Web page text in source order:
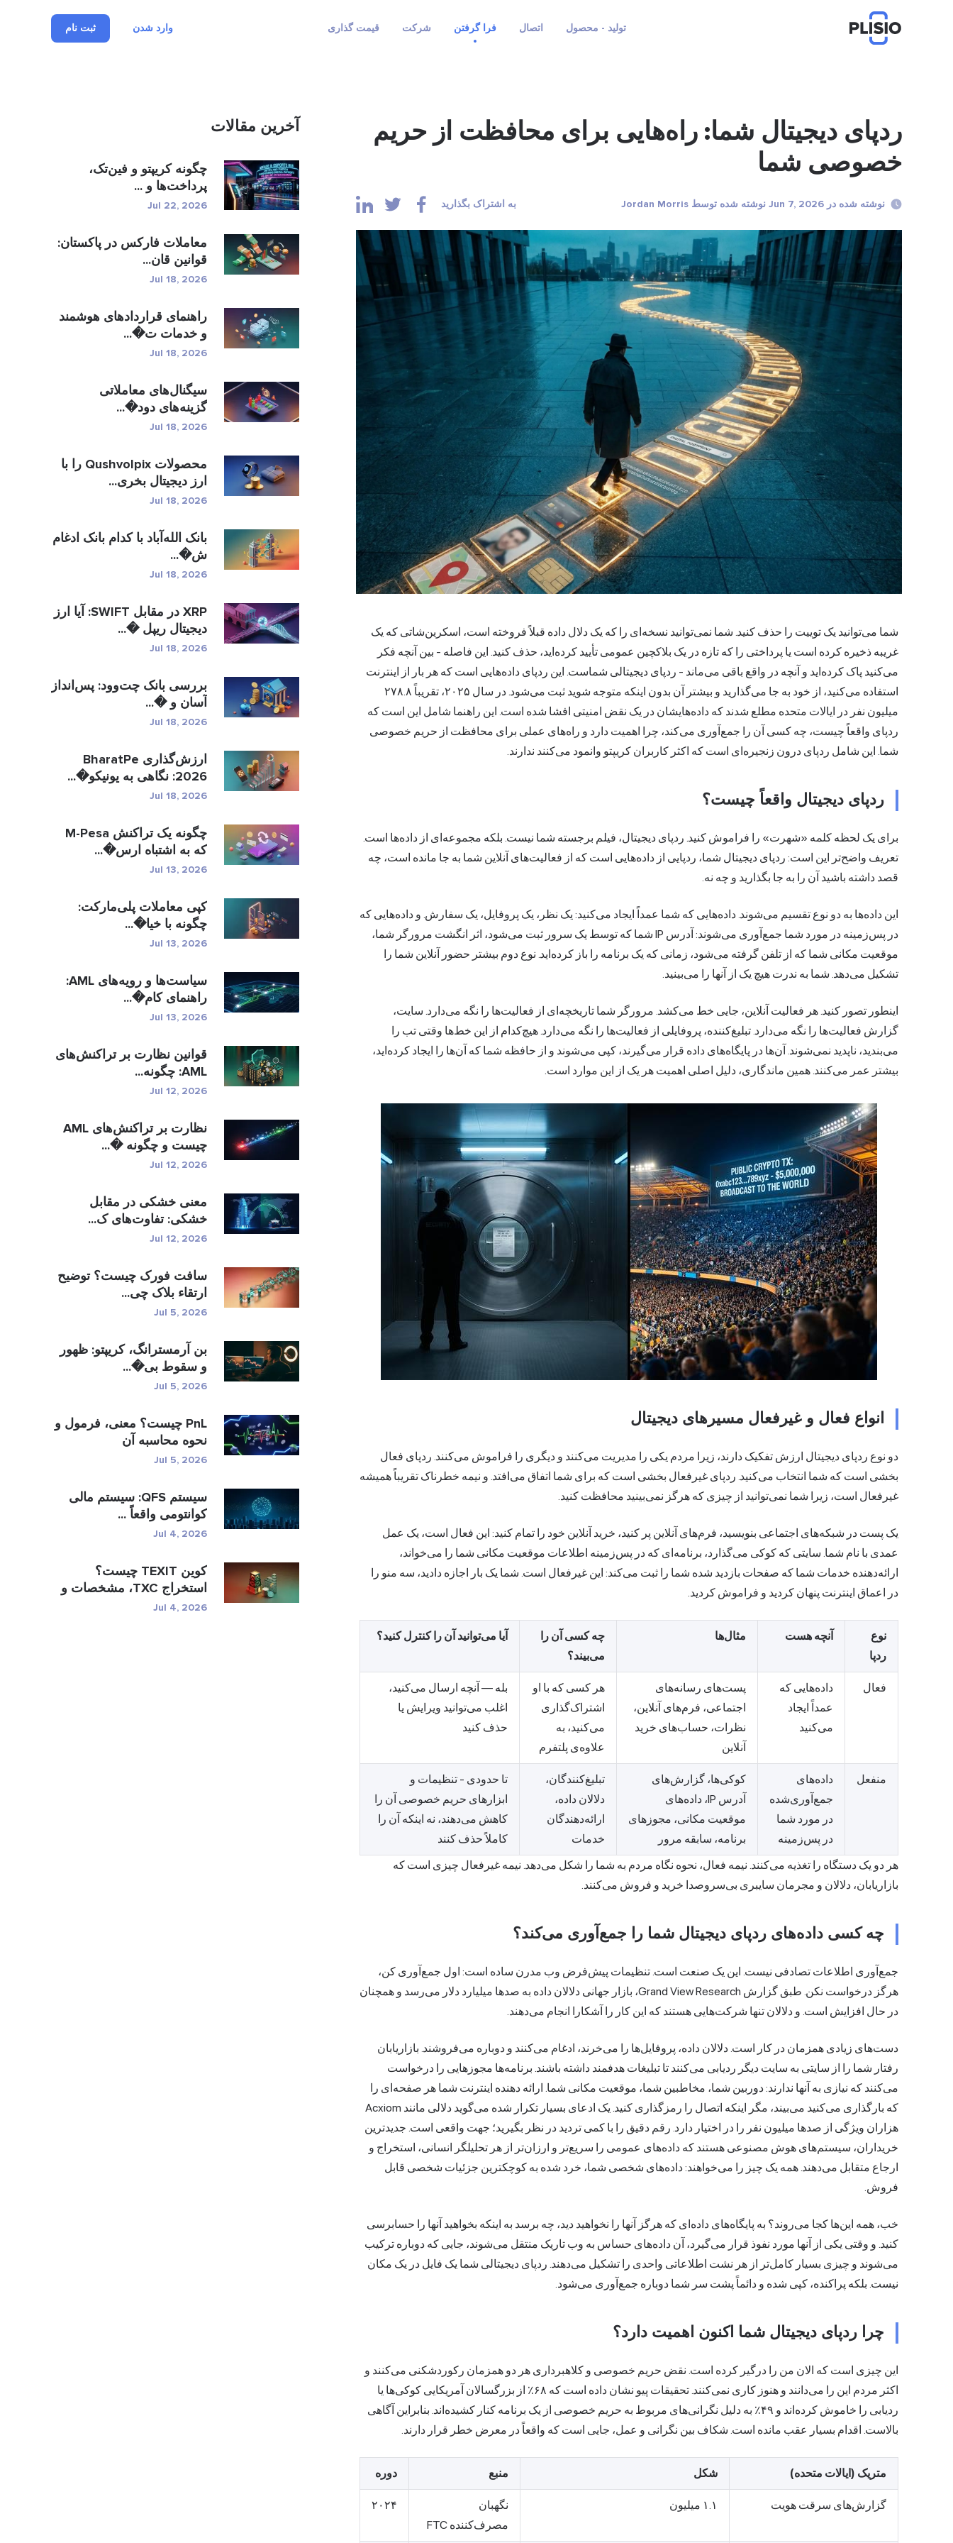
تولید - محصول اتصال فرا گرفتن شرکت قیمت گذاری وارد شدن ثبت نام
ردپای دیجیتال شما: راه‌هایی برای محافظت از حریم
خصوصی شما
نوشته شده در Jun 7, 2026 نوشته شده توسط Jordan Morris به اشتراک بگذارید
شما می‌توانید یک توییت را حذف کنید. شما نمی‌توانید نسخه‌ای را که یک دلال داده قبلاً فروخته است، اسکرین‌شاتی که یک
غریبه ذخیره کرده است یا پرداختی را که تازه در یک بلاکچین عمومی تأیید کرده‌اید، حذف کنید. این فاصله - بین آنچه فکر
می‌کنید پاک کرده‌اید و آنچه در واقع باقی می‌ماند - ردپای دیجیتالی شماست. این ردپای داده‌هایی است که هر بار از اینترنت
استفاده می‌کنید، از خود به جا می‌گذارید و بیشتر آن بدون اینکه متوجه شوید ثبت می‌شود. در سال ۲۰۲۵، تقریباً ۲۷۸.۸
میلیون نفر در ایالات متحده مطلع شدند که داده‌هایشان در یک نقض امنیتی افشا شده است. این راهنما شامل این است که
ردپای واقعاً چیست، چه کسی آن را جمع‌آوری می‌کند، چرا اهمیت دارد و راه‌های عملی برای محافظت از حریم خصوصی
شما. این شامل ردپای درون زنجیره‌ای است که اکثر کاربران کریپتو وانمود می‌کنند ندارند.
ردپای دیجیتال واقعاً چیست؟
برای یک لحظه کلمه «شهرت» را فراموش کنید. ردپای دیجیتال، فیلم برجسته شما نیست. بلکه مجموعه‌ای از داده‌ها است.
تعریف واضح‌تر این است: ردپای دیجیتال شما، ردپایی از داده‌هایی است که از فعالیت‌های آنلاین شما به جا مانده است، چه
قصد داشته باشید آن را به جا بگذارید و چه نه.
این داده‌ها به دو نوع تقسیم می‌شوند. داده‌هایی که شما عمداً ایجاد می‌کنید: یک نظر، یک پروفایل، یک سفارش. و داده‌هایی که
در پس‌زمینه در مورد شما جمع‌آوری می‌شوند: آدرس IP شما که توسط یک سرور ثبت می‌شود، اثر انگشت مرورگر شما،
موقعیت مکانی شما که از تلفن گرفته می‌شود، زمانی که یک برنامه را باز کرده‌اید. نوع دوم بیشتر حضور آنلاین شما را
تشکیل می‌دهد. شما به ندرت هیچ یک از آنها را می‌بینید.
اینطور تصور کنید. هر فعالیت آنلاین، جایی خط می‌کشد. مرورگر شما تاریخچه‌ای از فعالیت‌ها را نگه می‌دارد. سایت،
گزارش فعالیت‌ها را نگه می‌دارد. تبلیغ‌کننده، پروفایلی از فعالیت‌ها را نگه می‌دارد. هیچ‌کدام از این خط‌ها وقتی تب را
می‌بندید، ناپدید نمی‌شوند. آن‌ها در پایگاه‌های داده قرار می‌گیرند، کپی می‌شوند و از حافظه شما که آن‌ها را ایجاد کرده‌اید،
بیشتر عمر می‌کنند. همین ماندگاری، دلیل اصلی اهمیت هر یک از این موارد است.
انواع فعال و غیرفعال مسیرهای دیجیتال
دو نوع ردپای دیجیتال ارزش تفکیک دارند، زیرا مردم یکی را مدیریت می‌کنند و دیگری را فراموش می‌کنند. ردپای فعال
بخشی است که شما انتخاب می‌کنید. ردپای غیرفعال بخشی است که برای شما اتفاق می‌افتد. و نیمه خطرناک تقریباً همیشه
غیرفعال است، زیرا شما نمی‌توانید از چیزی که هرگز نمی‌بینید محافظت کنید.
یک پست در شبکه‌های اجتماعی بنویسید، فرم‌های آنلاین پر کنید، خرید آنلاین خود را تمام کنید: این فعال است، یک عمل
عمدی با نام شما. سایتی که کوکی می‌گذارد، برنامه‌ای که در پس‌زمینه اطلاعات موقعیت مکانی شما را می‌خواند،
ارائه‌دهنده خدمات شما که صفحات بازدید شده شما را ثبت می‌کند: این غیرفعال است. شما یک بار اجازه دادید، سه منو را
در اعماق اینترنت پنهان کردید و فراموش کردید.
نوع
ردپا
آنچه هست مثال‌ها
چه کسی آن را
می‌بیند؟
آیا می‌توانید آن را کنترل کنید؟
فعال
داده‌هایی که
عمداً ایجاد
می‌کنید
پست‌های رسانه‌های
اجتماعی، فرم‌های آنلاین،
نظرات، حساب‌های خرید
آنلاین
هر کسی که با او
اشتراک‌گذاری
می‌کنید، به
علاوه‌ی پلتفرم
بله — آنچه ارسال می‌کنید،
اغلب می‌توانید ویرایش یا
حذف کنید
منفعل
داده‌های
جمع‌آوری‌شده
در مورد شما
در پس‌زمینه
کوکی‌ها، گزارش‌های
آدرس IP، داده‌های
موقعیت مکانی، مجوزهای
برنامه، سابقه مرور
تبلیغ‌کنندگان،
دلالان داده،
ارائه‌دهندگان
خدمات
تا حدودی - تنظیمات و
ابزارهای حریم خصوصی آن را
کاهش می‌دهند، نه اینکه آن را
کاملاً حذف کنند
هر دو یک دستگاه را تغذیه می‌کنند. نیمه فعال، نحوه نگاه مردم به شما را شکل می‌دهد. نیمه غیرفعال چیزی است که
بازاریابان، دلالان و مجرمان سایبری بی‌سروصدا خرید و فروش می‌کنند.
چه کسی داده‌های ردپای دیجیتال شما را جمع‌آوری می‌کند؟
جمع‌آوری اطلاعات تصادفی نیست. این یک صنعت است. تنظیمات پیش‌فرض وب مدرن ساده است: اول جمع‌آوری کن،
هرگز درخواست نکن. طبق گزارش Grand View Research، بازار جهانی دلالان داده به صدها میلیارد دلار می‌رسد و همچنان
در حال افزایش است. و دلالان تنها شرکت‌هایی هستند که این کار را آشکارا انجام می‌دهند.
دست‌های زیادی همزمان در کار است. دلالان داده، پروفایل‌ها را می‌خرند، ادغام می‌کنند و دوباره می‌فروشند. بازاریابان
رفتار شما را از سایتی به سایت دیگر ردیابی می‌کنند تا تبلیغات هدفمند داشته باشند. برنامه‌ها مجوزهایی را درخواست
می‌کنند که نیازی به آنها ندارند: دوربین شما، مخاطبین شما، موقعیت مکانی شما. ارائه دهنده اینترنت شما هر صفحه‌ای را
که بارگذاری می‌کنید می‌بیند، مگر اینکه اتصال را رمزگذاری کنید. یک ادعای بسیار تکرار شده می‌گوید دلالی مانند Acxiom
هزاران ویژگی از صدها میلیون نفر را در اختیار دارد. رقم دقیق را با کمی تردید در نظر بگیرید؛ جهت واقعی است. جدیدترین
خریداران، سیستم‌های هوش مصنوعی هستند که داده‌های عمومی را سریع‌تر و ارزان‌تر از هر تحلیلگر انسانی، استخراج و
ارجاع متقابل می‌دهند. همه یک چیز را می‌خواهند: داده‌های شخصی شما، خرد شده به کوچکترین جزئیات شخصی قابل
فروش.
خب، همه این‌ها کجا می‌روند؟ به پایگاه‌های داده‌ای که هرگز آنها را نخواهید دید، چه برسد به اینکه بخواهید آنها را حسابرسی
کنید. و وقتی یکی از آنها مورد نفوذ قرار می‌گیرد، آن داده‌های حساس به وب تاریک منتقل می‌شوند، جایی که دوباره ترکیب
می‌شوند و چیزی بسیار کامل‌تر از هر نشت اطلاعاتی واحدی را تشکیل می‌دهند. ردپای دیجیتالی شما یک فایل در یک مکان
نیست. بلکه پراکنده، کپی شده و دائماً پشت سر شما دوباره جمع‌آوری می‌شود.
چرا ردپای دیجیتال شما اکنون اهمیت دارد؟
این چیزی است که الان من را درگیر کرده است. نقض حریم خصوصی و کلاهبرداری هر دو همزمان رکوردشکنی می‌کنند و
اکثر مردم این را می‌دانند و هنوز کاری نمی‌کنند.تحقیقات پیو
نشان داده است که ۶۸٪ از بزرگسالان آمریکایی کوکی‌ها یا
ردیابی را خاموش کرده‌اند و ۴۹٪ به دلیل نگرانی‌های مربوط به حریم خصوصی از یک برنامه کنار کشیده‌اند. بنابراین آگاهی
بالاست. اقدام بسیار عقب مانده است. شکاف بین نگرانی و عمل، جایی است که واقعاً در معرض خطر قرار دارند.
متریک (ایالات متحده) شکل منبع دوره
گزارش‌های سرقت هویت ۱.۱ میلیون
نگهبان
مصرف‌کننده FTC
۲۰۲۴
آخرین مقالات
چگونه کریپتو و فین‌تک،
پرداخت‌ها و ...
Jul 22, 2026
معاملات فارکس در پاکستان:
قوانین قان...
Jul 18, 2026
راهنمای قراردادهای هوشمند
و خدمات ت�...
Jul 18, 2026
سیگنال‌های معاملاتی
گزینه‌های دود�...
Jul 18, 2026
محصولات Qushvolpix را با
ارز دیجیتال بخری...
Jul 18, 2026
بانک الله‌آباد با کدام بانک ادغام
ش�...
Jul 18, 2026
XRP در مقابل SWIFT: آیا ارز
دیجیتال ریپل �...
Jul 18, 2026
بررسی بانک چت‌وود: پس‌انداز
آسان و �...
Jul 18, 2026
ارزش‌گذاری BharatPe
2026: نگاهی به یونیکو�...
Jul 18, 2026
چگونه یک تراکنش M-Pesa
که به اشتباه ارس�...
Jul 13, 2026
کپی معاملات پلی‌مارکت:
چگونه با خیا�...
Jul 13, 2026
سیاست‌ها و رویه‌های AML:
راهنمای کام�...
Jul 13, 2026
قوانین نظارت بر تراکنش‌های
AML: چگونه...
Jul 12, 2026
نظارت بر تراکنش‌های AML
چیست و چگونه �...
Jul 12, 2026
معنی خشکی در مقابل
خشکی: تفاوت‌های ک...
Jul 12, 2026
سافت فورک چیست؟ توضیح
ارتقاء بلاک چی...
Jul 5, 2026
بن آرمسترانگ، کریپتو: ظهور
و سقوط بی�...
Jul 5, 2026
PnL چیست؟ معنی، فرمول و
نحوه محاسبه آن
Jul 5, 2026
سیستم QFS: سیستم مالی
کوانتومی واقعاً ...
Jul 4, 2026
کوین TEXIT چیست؟
استخراج TXC، مشخصات و
ر�...
Jul 4, 2026